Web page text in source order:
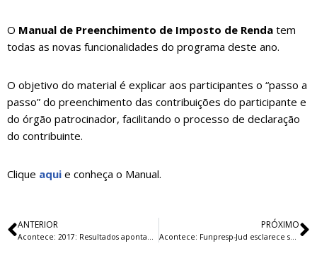
O Manual de Preenchimento de Imposto de Renda tem
todas as novas funcionalidades do programa deste ano.
O objetivo do material é explicar aos participantes o “passo a
passo” do preenchimento das contribuições do participante e
do órgão patrocinador, facilitando o processo de declaração
do contribuinte.
Clique aqui e conheça o Manual.
ANTERIOR
Acontece: 2017: Resultados apontam superação das metas
PRÓXIMO
Acontece: Funpresp-Jud esclarece servidores antigos sobre processo de migração